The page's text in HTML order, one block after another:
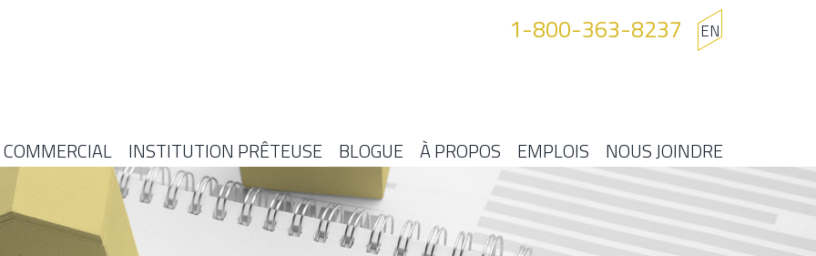
EN
1-800-363-8237
COMMERCIAL INSTITUTION PRÊTEUSE BLOGUE À PROPOS EMPLOIS NOUS JOINDRE